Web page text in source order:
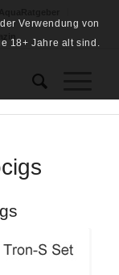
Verwendung von
18+ Jahre alt sind.